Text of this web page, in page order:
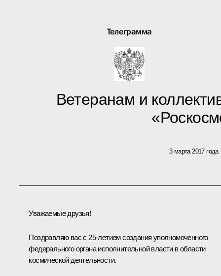
Телеграмма
Ветеранам и
3 марта 2017 года
Уважаемые друзья!
Поздравляю вас с 25-летием создания уполномоченного
федерального органа исполнительной власти в области
космической деятельности.